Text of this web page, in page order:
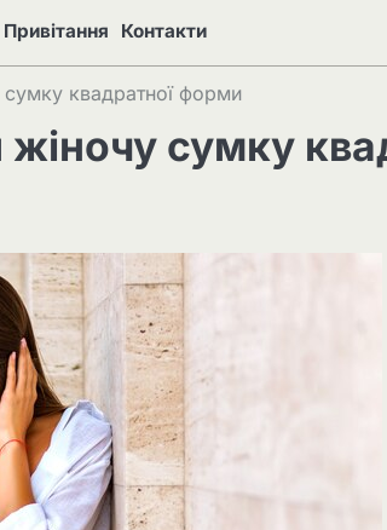
Привітання Контакти
квадратної форми
сумку